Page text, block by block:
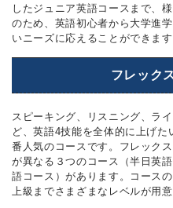
したジュニア英語コースまで、
のため、英語初心者から大学進
いニーズに応えることができま
フレック
スピーキング、リスニング、ラ
ど、英語4技能を全体的に上げ
番人気のコースです。フレック
が異なる３つのコース（半日英
語コース）があります。コース
上級までさまざまなレベルが用